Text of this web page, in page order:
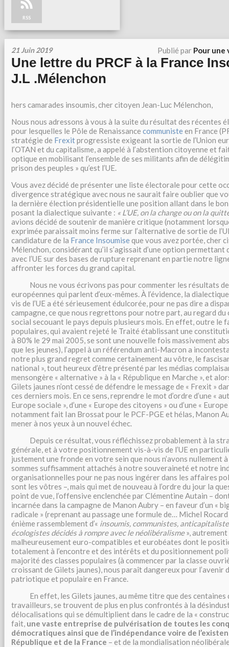
RSS
21 Juin 2019 Publié par Pour une
Une lettre du PRCF à la France
J.L .Mélenchon
hers camarades insoumis, cher citoyen Jean-Luc Mélenchon,
Nous nous adressons à vous à la suite du résultat des récentes
pour lesquelles le Pôle de Renaissance communisteen France
stratégie de Frexitprogressiste exigeant la sortie de l’Union
l’OTAN et du capitalisme, a appelé à l’abstention citoyenne et
optique en mobilisant l’ensemble de ses militants afin de
prison des peuples » qu’est l’UE.
Vous avez décidé de présenter une liste électorale pour cette
divergence stratégique avec nous ne saurait faire oublier que
la dernière élection présidentielle une position allant dans le bon
posant la dialectique suivante : « L’UE, on la change ou on la
avions décidé de soutenir de manière critique (notamment
exprimée paraissait moins ferme sur l’alternative de sortie de
candidature de la France Insoumiseque vous avez portée, cher
Mélenchon, considérant qu’il s’agissait d’une option permettant
avec l’UE sur des bases de rupture reprenant en partie notre
affronter les forces du grand capital.
Nous ne vous écrivons pas pour commenter les résultats
européennes qui parlent d’eux-mêmes. À l’évidence, la
vis de l’UE a été sérieusement édulcorée, pour ne pas dire a
campagne, ce que nous regrettons pour notre part, au regard
social secouant le pays depuis plusieurs mois. En effet, outre le
populaires, qui avaient rejeté le Traité établissant une
à 80% le 29 mai 2005, se sont une nouvelle fois massivement
que les jeunes), l’appel à un référendum anti-Macron a
notre plus grand regret comme certainement au vôtre, le
national », tout heureux d’être présenté par les médias
mensongère « alternative » à la « République en Marche », et
Gilets jaunes n’ont cessé de défendre le message de « Frexit »
ces derniers mois. En ce sens, reprendre le mot d’ordre d’une «
Europe sociale », d’une « Europe des citoyens » ou d’une «
notamment fait Ian Brossat pour le PCF-PGE et hélas, Manon
mener à nos yeux à un nouvel échec.
Depuis ce résultat, vous réfléchissez probablement à la
générale, et à votre positionnement vis-à-vis de l’UE en
justement une fronde en votre sein que nous n’avons nullement
sommes suffisamment attachés à notre souveraineté et notre
organisationnelles pour ne pas nous ingérer dans les affaires
sont les vôtres –, mais qui met de nouveau à l’ordre du jour la
point de vue, l’offensive enclenchée par Clémentine Autain –
incarnée dans la campagne de Manon Aubry – en faveur d’un «
radicale » (reprenant au passage une formule de… Michel Rocard
énième rassemblement d’« insoumis, communistes,
écologistes décidés à rompre avec le néolibéralisme»,
malheureusement euro-compatibles et eurobéates dont le
totalement à l’encontre et des intérêts et du positionnement
majorité des classes populaires (à commencer par la classe
croissant de Gilets jaunes), nous paraît dangereux pour l’avenir
patriotique et populaire en France.
En effet, les Gilets jaunes, au même titre que des centaines
travailleurs, se trouvent de plus en plus confrontés à la
délocalisations qui se démultiplient dans le cadre de la «
fait, une vaste entreprise de pulvérisation de toutes les
démocratiques ainsi que de l’indépendance voire de
République et de la France – et de la mondialisation